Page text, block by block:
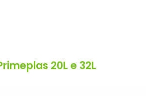
20L e 32L